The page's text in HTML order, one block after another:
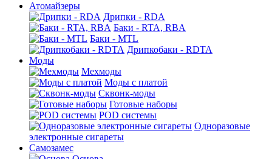
Атомайзеры
Дрипки - RDA
Баки - RTA, RBA
Баки - MTL
Дрипкобаки - RDTA
Моды
Мехмоды
Моды с платой
Сквонк-моды
Готовые наборы
POD системы
Одноразовые
электронные сигареты
Самозамес